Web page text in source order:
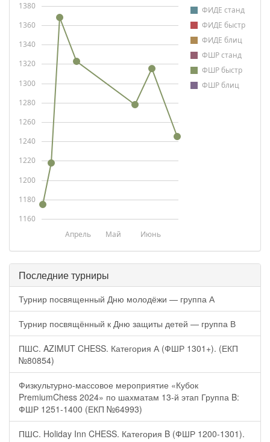
ФИДЕ станд
ФИДЕ быстр
ФИДЕ блиц
ФШР станд
ФШР быстр
ФШР блиц
Апрель Май Июнь
1160
1180
1200
1220
1240
1260
1280
1300
1320
1340
1360
1380
Последние турниры
Турнир посвященный Дню молодёжи — группа А
Турнир посвящённый к Дню защиты детей — группа В
ПШС. AZIMUT CHESS. Категория А (ФШР 1301+). (ЕКП
№80854)
Физкультурно-массовое мероприятие «Кубок
PremiumChess 2024» по шахматам 13-й этап Группа B:
ФШР 1251-1400 (ЕКП №64993)
ПШС. Holiday Inn CHESS. Категория B (ФШР 1200-1301).